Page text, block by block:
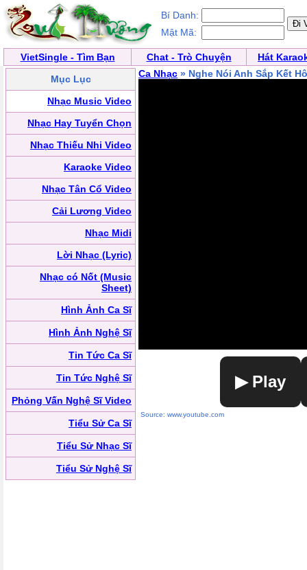
Bí Danh:
Mật Mã:
VietSingle - Tìm Bạn Chat - Trò Chuyện
Hát
Mục Lục
Nhạc Music Video
Nhạc Hay Tuyển Chọn
Nhạc Thiếu Nhi Video
Karaoke Video
Nhạc Tân Cổ Video
Cải Lương Video
Nhạc Midi
Lời Nhạc (Lyric)
Nhạc có Nốt (Music
Sheet)
Hình Ảnh Ca Sĩ
Hình Ảnh Nghệ Sĩ
Tin Tức Ca Sĩ
Tin Tức Nghệ Sĩ
Phỏng Vấn Nghệ Sĩ Video
Tiểu Sử Ca Sĩ
Tiểu Sử Nhạc Sĩ
Tiểu Sử Nghệ Sĩ
Ca Nhạc » Nghe Nói Anh Sắp Kết
▶ Play
Source: www.youtube.com